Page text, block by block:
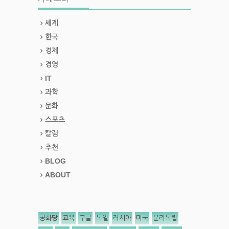
세계
한국
경제
경영
IT
과학
문화
스포츠
칼럼
추천
BLOG
ABOUT
공화당 교육 구글 독일 러시아 미국 분리독립